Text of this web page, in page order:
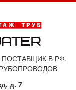
В РФ.
д. 7